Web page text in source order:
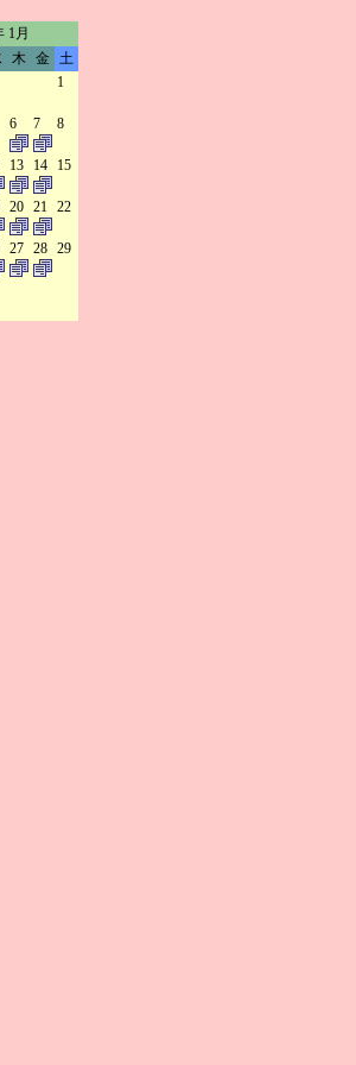
1月
木 金
土
1
6 7 8
13 14 15
20 21 22
27 28 29